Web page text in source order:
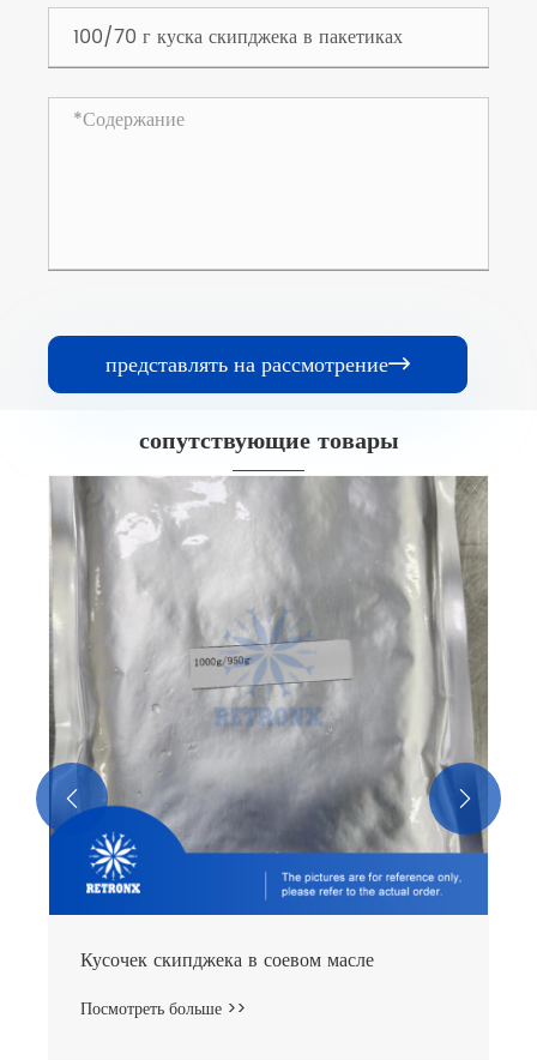
представлять на рассмотрение
сопутствующие товары
Кусочек скипджека в соевом масле
Посмотреть больше >>
 